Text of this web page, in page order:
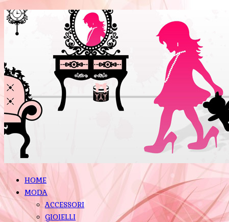
HOME
MODA
ACCESSORI
GIOIELLI